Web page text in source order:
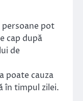
persoane pot
cap după
de
poate cauza
în timpul zilei.